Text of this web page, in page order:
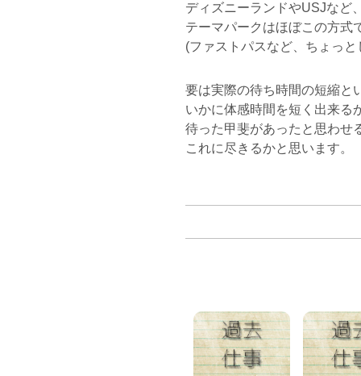
ディズニーランドやUSJなど
テーマパークはほぼこの方式
(ファストパスなど、ちょっ
要は実際の待ち時間の短縮と
いかに体感時間を短く出来る
待った甲斐があったと思わせ
これに尽きるかと思います。